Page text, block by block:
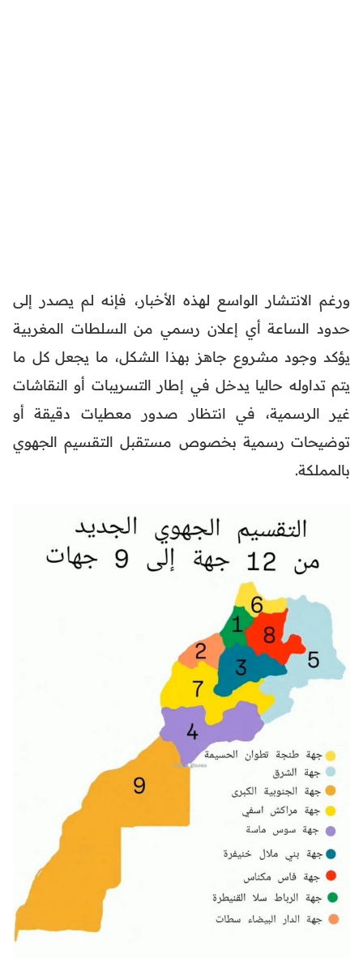
ورغم الانتشار الواسع لهذه الأخبار، فإنه لم يصدر إلى
حدود الساعة أي إعلان رسمي من السلطات المغربية
يؤكد وجود مشروع جاهز بهذا الشكل، ما يجعل كل ما
يتم تداوله حاليا يدخل في إطار التسريبات أو النقاشات
غير الرسمية، في انتظار صدور معطيات دقيقة أو
توضيحات رسمية بخصوص مستقبل التقسيم الجهوي
بالمملكة.